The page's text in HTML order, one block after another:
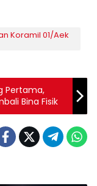
Koramil 01/Aek
Pertama,
Bina Fisik